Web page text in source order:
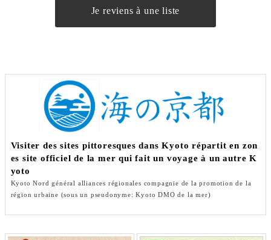
Je reviens à une liste
Visiter des sites pittoresques dans Kyoto répartit en zon
es site officiel de la mer qui fait un voyage à un autre K
yoto
Kyoto Nord général alliances régionales compagnie de la promotion de la
région urbaine (sous un pseudonyme: Kyoto DMO de la mer)